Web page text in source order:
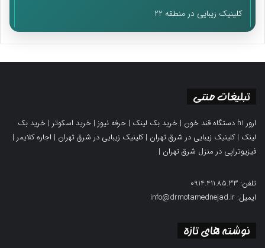
کلینیک زیبایی در منطقه 22
تبلیغات متنی
ارور h1 دستگاه قند خون | خرید بک لینک | حرفه نیوز | خرید اسکوتر | خرید بک
لینک |کلینیک زیبایی در شرق تهران |کلینیک زیبایی در شرق تهران | اجاره کلایمر |
فیزیوتراپی در منزل شرق تهران |
تلفن: 0914.411.85.33
ایمیل: info@drmotamednejad.ir
نوشته های تازه